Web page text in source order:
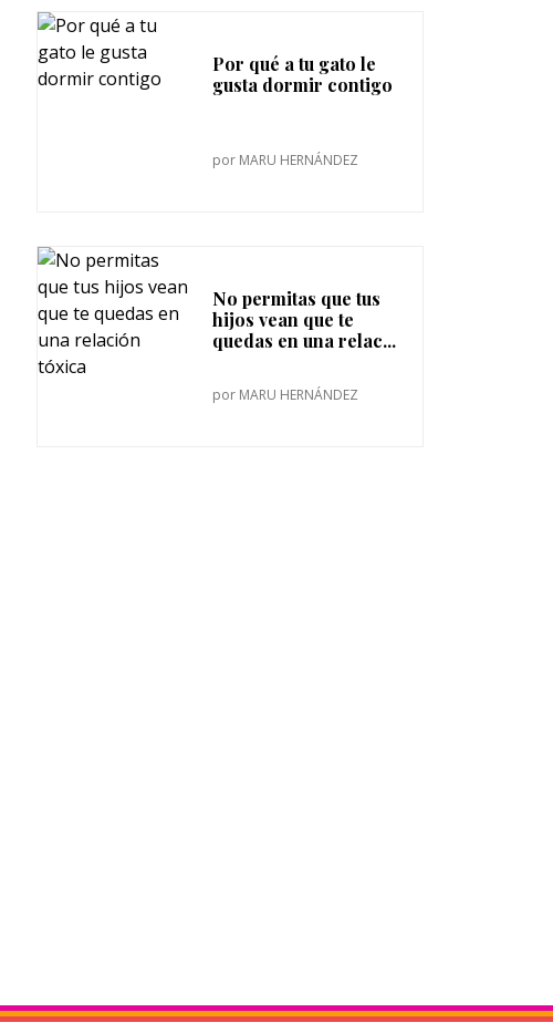
Por qué a tu gato le
gusta dormir contigo
por MARU HERNÁNDEZ
No permitas que tus
hijos vean que te
quedas en una relac...
por MARU HERNÁNDEZ